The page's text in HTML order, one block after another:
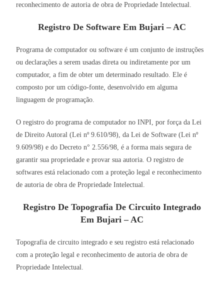
reconhecimento de autoria de obra de Propriedade Intelectual.
Registro De Software Em Bujari – AC
Programa de computador ou software é um conjunto de instruções
ou declarações a serem usadas direta ou indiretamente por um
computador, a fim de obter um determinado resultado. Ele é
composto por um código-fonte, desenvolvido em alguma
linguagem de programação.
O registro do programa de computador no INPI, por força da Lei
de Direito Autoral (Lei nº 9.610/98), da Lei de Software (Lei nº
9.609/98) e do Decreto n° 2.556/98, é a forma mais segura de
garantir sua propriedade e provar sua autoria. O registro de
softwares está relacionado com a proteção legal e reconhecimento
de autoria de obra de Propriedade Intelectual.
Registro De Topografia De Circuito Integrado
Em Bujari – AC
Topografia de circuito integrado e seu registro está relacionado
com a proteção legal e reconhecimento de autoria de obra de
Propriedade Intelectual.